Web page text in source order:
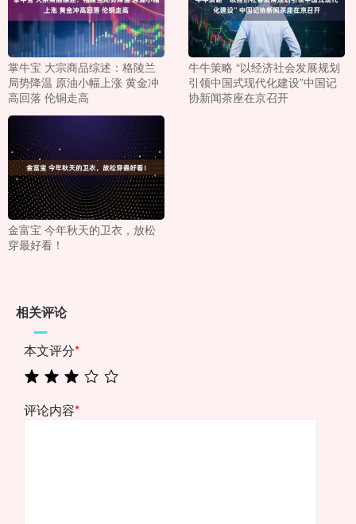
掌牛宝 大宗商品综述：格陵兰
局势降温 原油小幅上涨 黄金冲
高回落 伦铜走高
牛牛策略 “以经济社会发展规划
引领中国式现代化建设”中国记
协新闻茶座在京召开
金富宝 今年秋天的卫衣，放松
穿最好看！
相关评论
本文评分*
评论内容*